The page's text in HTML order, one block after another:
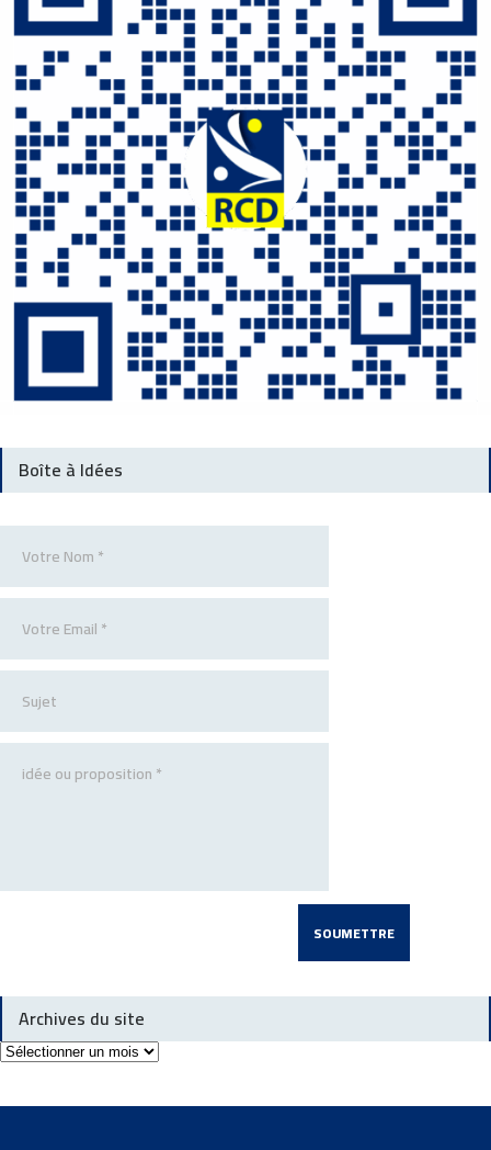
Boîte à Idées
Archives du site
Archives
du